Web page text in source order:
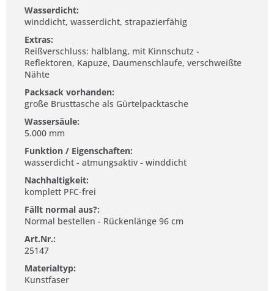
Wasserdicht:
winddicht, wasserdicht, strapazierfähig
Extras:
Reißverschluss: halblang, mit Kinnschutz -
Reflektoren, Kapuze, Daumenschlaufe, verschweißte
Nähte
Packsack vorhanden:
große Brusttasche als Gürtelpacktasche
Wassersäule:
5.000 mm
Funktion / Eigenschaften:
wasserdicht - atmungsaktiv - winddicht
Nachhaltigkeit:
komplett PFC-frei
Fällt normal aus?:
Normal bestellen - Rückenlänge 96 cm
Art.Nr.:
25147
Materialtyp:
Kunstfaser